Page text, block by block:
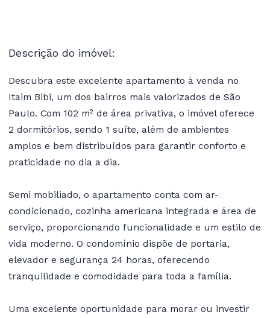
Descrição do imóvel:
Descubra este excelente apartamento à venda no
Itaim Bibi, um dos bairros mais valorizados de São
Paulo. Com 102 m² de área privativa, o imóvel oferece
2 dormitórios, sendo 1 suíte, além de ambientes
amplos e bem distribuídos para garantir conforto e
praticidade no dia a dia.
Semi mobiliado, o apartamento conta com ar-
condicionado, cozinha americana integrada e área de
serviço, proporcionando funcionalidade e um estilo de
vida moderno. O condomínio dispõe de portaria,
elevador e segurança 24 horas, oferecendo
tranquilidade e comodidade para toda a família.
Uma excelente oportunidade para morar ou investir